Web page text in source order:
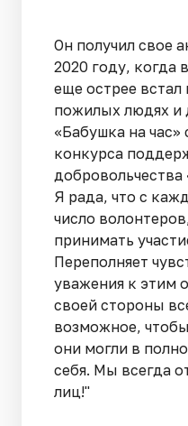
Он получил свое
2020 году, когда
еще острее
пожилых людях и
«Бабушка на час»
конкурса
Я рада, что с
число
принимать
Переполняет
уважения к этим
своей стороны
возможное,
они могли в
себя. Мы всегда
лиц!"